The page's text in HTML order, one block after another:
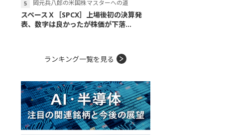
岡元兵八郎の米国株マスターへの道
スペースＸ［SPCX］上場後初の決算発
表、数字は良かったが株価が下落...
ランキング一覧を見る